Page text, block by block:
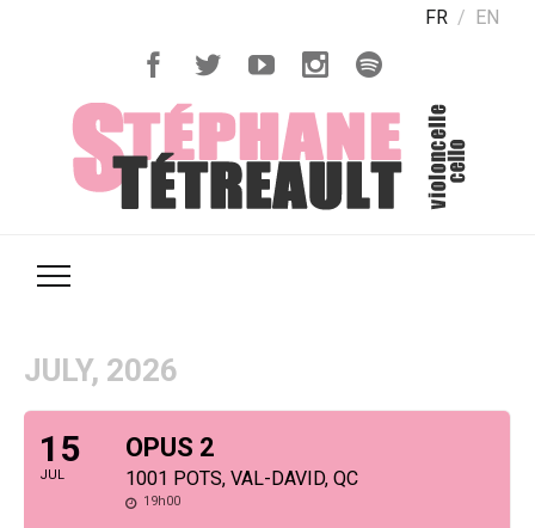
FR EN
JULY, 2026
15
JUL
OPUS 2
1001 POTS, VAL-DAVID, QC
19h00